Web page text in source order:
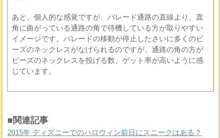
あと、個人的な感覚ですが、パレード通路の直線より、直
角に曲がっている通路の角で待機している方が取りやすい
イメージです。パレードの移動が停止したさいに多くのビ
ーズのネックレスがなげられるのですが、通路の角の方が
ビーズのネックレスを投げる数、ゲット率が高いように感
じています。
■関連記事
2015年 ディズニーでのハロウィン前日にスニークはある？